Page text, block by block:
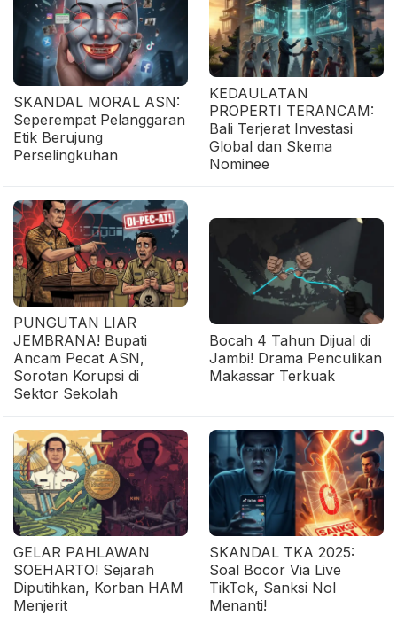
SKANDAL MORAL ASN:
Seperempat Pelanggaran
Etik Berujung
Perselingkuhan
KEDAULATAN
PROPERTI TERANCAM:
Bali Terjerat Investasi
Global dan Skema
Nominee
PUNGUTAN LIAR
JEMBRANA! Bupati
Ancam Pecat ASN,
Sorotan Korupsi di
Sektor Sekolah
Bocah 4 Tahun Dijual di
Jambi! Drama Penculikan
Makassar Terkuak
GELAR PAHLAWAN
SOEHARTO! Sejarah
Diputihkan, Korban HAM
Menjerit
SKANDAL TKA 2025:
Soal Bocor Via Live
TikTok, Sanksi Nol
Menanti!